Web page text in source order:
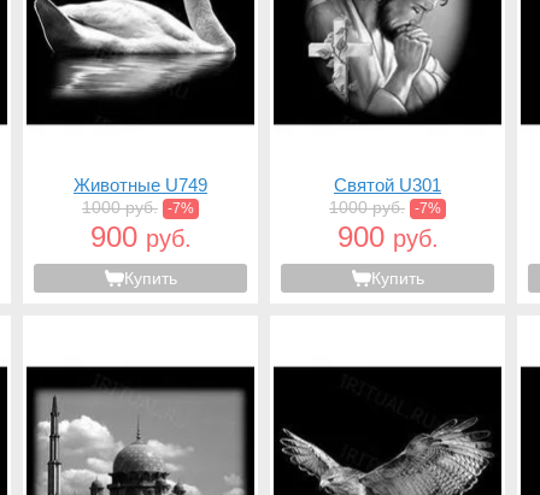
Животные U749
1000 руб. -7%
900 руб.
Купить
Святой U301
1000 руб. -7%
900 руб.
Купить